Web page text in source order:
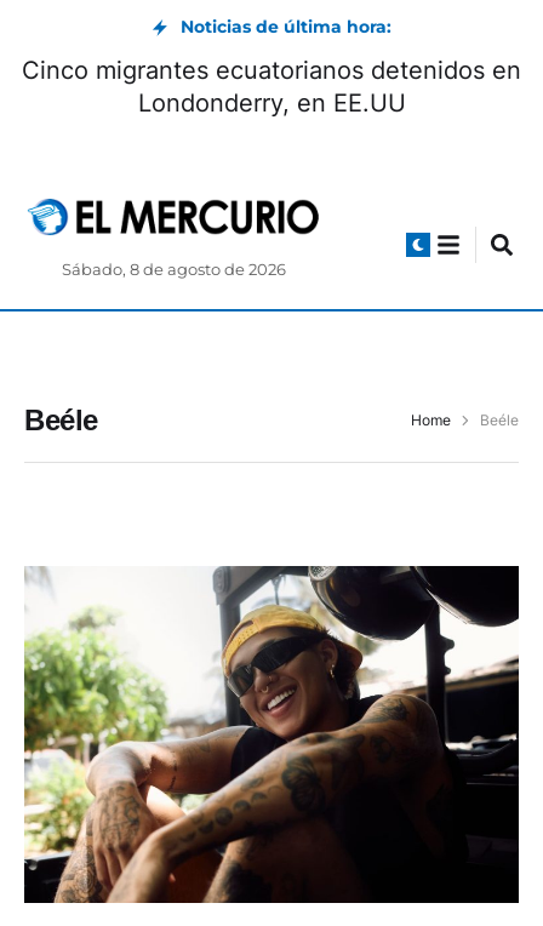
Noticias de última hora:
Cinco migrantes ecuatorianos detenidos en
Londonderry, en EE.UU
Sábado, 8 de agosto de 2026
Beéle Home Beéle